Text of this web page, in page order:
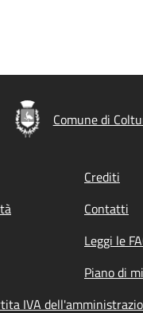
Comune di
Crediti
Contatti
Leggi le
Piano di
IVA